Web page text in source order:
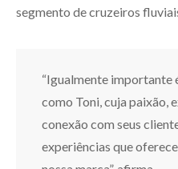
segmento de cruzeiros
“Igualmente importante
como Toni, cuja paixão,
conexão com seus
experiências que